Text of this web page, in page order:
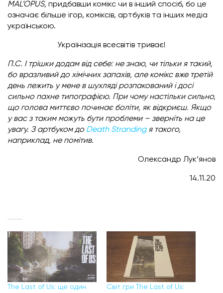
MAL’OPUS, придбавши комікс чи в інший спосіб, бо це
означає більше ігор, коміксів, артбуків та інших медіа
українською.
Українізація всесвітів триває!
П.С. І трішки додам від себе: не знаю, чи тільки я такий,
бо вразливий до хімічних запахів, але комікс вже третій
день лежить у мене в шухляді розпакований і досі
сильно пахне типографією. При чому настільки сильно,
що голова миттєво починає боліти, як відкриєш. Якщо
у вас з таким можуть бути проблеми – зверніть на це
увагу. З артбуком до Death Strandingя такого,
наприклад, не помітив.
Олександр Лук’янов
14.11.20
The Last of Us: ще один
Світ гри The Last of Us: